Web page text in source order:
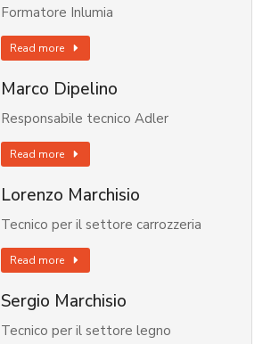
Formatore Inlumia
Read more
Marco Dipelino
Responsabile tecnico Adler
Read more
Lorenzo Marchisio
Tecnico per il settore carrozzeria
Read more
Sergio Marchisio
Tecnico per il settore legno